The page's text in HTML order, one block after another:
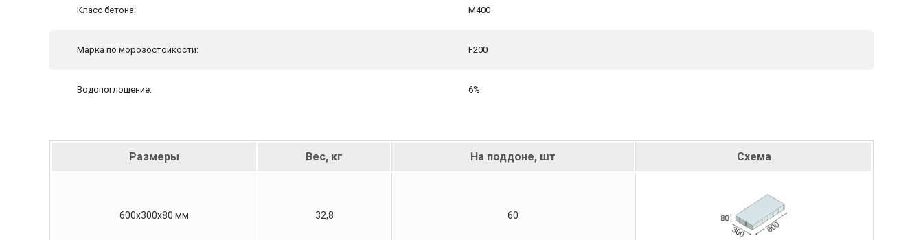
Класс бетона: М400
Марка по морозостойкости: F200
Водопоглощение: 6%
Размеры Вес, кг На поддоне, шт Схема
600х300х80 мм 32,8 60